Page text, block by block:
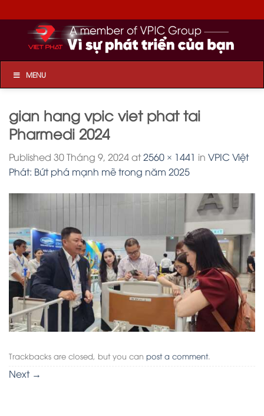
to
content
MENU
gian hang vpic viet phat tai
Pharmedi 2024
Published 30 Tháng 9, 2024at2560 × 1441 in VPIC Việt
Phát: Bứt phá mạnh mẽ trong năm 2025
Trackbacks are closed, but you can post a comment.
Next →